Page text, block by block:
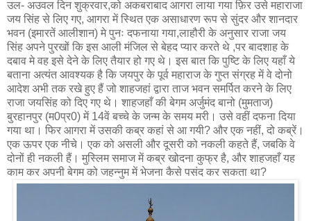
उल- अउवल दिन शुक्रवार,को अकबराबाद आगरा लाया गया फ़िर उसे महाराजा
जय सिंह से लिए गए, आगरा में स्थित एक असाधारण रूप से सुंदर और शानदार
भवन (इमारतें आलीशान) मे पुनः दफनाया गया,लाहौरी के अनुसार राजा जय
सिंह अपने पुरखों कि इस आली मंजिल से बेहद प्यार करते थे ,पर बादशाह के
दबाव मे वह इसे देने के लिए तैयार हो गए थे। इस बात कि पुष्टि के लिए यहाँ ये
बताना अत्यंत आवश्यक है कि जयपुर के पूर्व महाराज के गुप्त संग्रह में वे दोनो
आदेश अभी तक रखे हुए हैं जो शाहजहां द्वारा ताज भवन समर्पित करने के लिए
राजा जयसिंह को दिए गए थे। शाहजहाँ की बेगम अर्जुमंद बानो (मुमताज)
बुरहानपुर (म0प्र0) में 14वें बच्चे के जन्म के समय मरी। उसे वहीं दफना दिया
गया था। फिर आगरा में उसकी कब्र कहां से आ गयी? और एक नहीं, दो कब्रें।
एक ऊपर एक नीचे। एक को असली और दूसरी को नकली कहते हैं, जबकि वे
दोनों ही नकली हैं। मुस्लिम समाज में कब्र खोदना कुफ्र है, और शाहजहाँ यह
काम कर अपनी बेगम को जहन्नुम में भेजना कैसे पसंद कर सकता था?